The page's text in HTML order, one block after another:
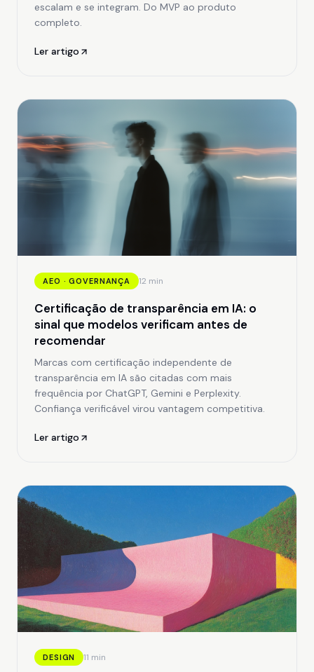
escalam e se integram. Do MVP ao produto
completo.
Ler artigo
AEO · GOVERNANÇA 12 min
Certificação de transparência em IA: o
sinal que modelos verificam antes de
recomendar
Marcas com certificação independente de
transparência em IA são citadas com mais
frequência por ChatGPT, Gemini e Perplexity.
Confiança verificável virou vantagem competitiva.
Ler artigo
DESIGN 11 min